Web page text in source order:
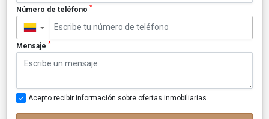
Número de teléfono *
▼
Mensaje *
Acepto recibir información sobre ofertas inmobiliarias